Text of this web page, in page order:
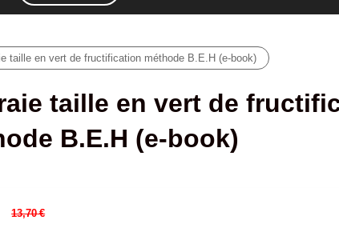
taille en vert de fructification méthode B.E.H (e-book)
taille en vert de
B.E.H (e-book)
13,70€